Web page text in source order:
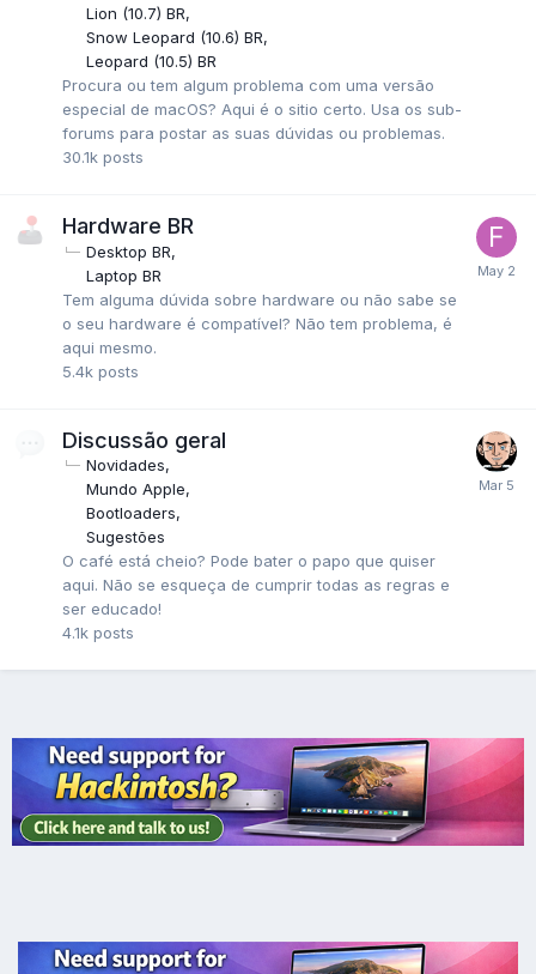
Lion (10.7) BR
Snow Leopard (10.6) BR
Leopard (10.5) BR
Procura ou tem algum problema com uma versão
especial de macOS? Aqui é o sitio certo. Usa os sub-
forums para postar as suas dúvidas ou problemas.
30.1k posts
Hardware BR
Desktop BR
Laptop BR
Tem alguma dúvida sobre hardware ou não sabe se
o seu hardware é compatível? Não tem problema, é
aqui mesmo.
5.4k posts
Discussão geral
Novidades
Mundo Apple
Bootloaders
Sugestões
O café está cheio? Pode bater o papo que quiser
aqui. Não se esqueça de cumprir todas as regras e
ser educado!
4.1k posts